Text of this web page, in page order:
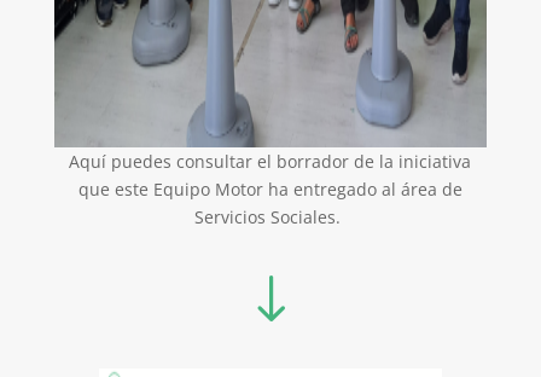
Aquí puedes consultar el borrador de la iniciativa
que este Equipo Motor ha entregado al área de
Servicios Sociales.
"